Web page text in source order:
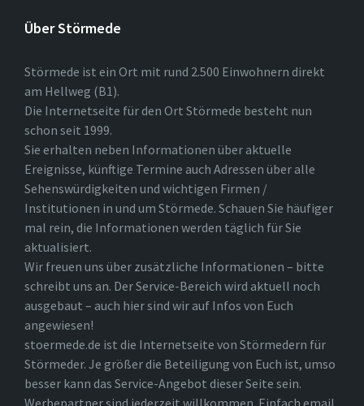
Über Störmede
Störmede ist ein Ort mit rund 2.500 Einwohnern direkt
am Hellweg (B1).
Die Internetseite für den Ort Störmede besteht nun
schon seit 1999.
Sie erhalten neben Informationen über aktuelle
Ereignisse, künftige Termine auch Adressen über alle
Sehenswürdigkeiten und wichtigen Firmen /
Institutionen in und um Störmede. Schauen Sie häufiger
mal rein, die Informationen werden täglich für Sie
aktualisiert.
Wir freuen uns über zusätzliche Informationen – bitte
schreibt uns an. Der Service-Bereich wird aktuell noch
ausgebaut – auch hier sind wir auf Infos von Euch
angewiesen!
stoermede.de ist die Internetseite von Störmedern für
Störmeder. Je größer die Beteiligung von Euch ist, umso
besser kann das Service-Angebot dieser Seite sein.
Werbepartner sind jederzeit willkommen. Einfach email